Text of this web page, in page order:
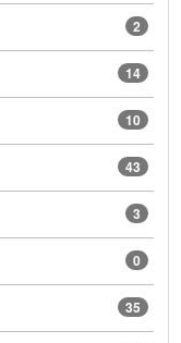
2
14
10
43
3
0
35